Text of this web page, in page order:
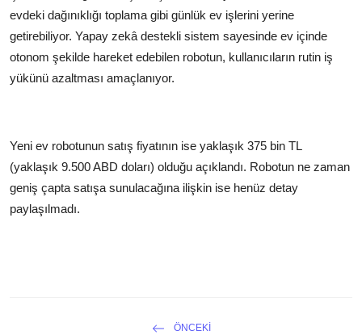
evdeki dağınıklığı toplama gibi günlük ev işlerini yerine
getirebiliyor. Yapay zekâ destekli sistem sayesinde ev içinde
otonom şekilde hareket edebilen robotun, kullanıcıların rutin iş
yükünü azaltması amaçlanıyor.
Yeni ev robotunun satış fiyatının ise yaklaşık 375 bin TL
(yaklaşık 9.500 ABD doları) olduğu açıklandı. Robotun ne zaman
geniş çapta satışa sunulacağına ilişkin ise henüz detay
paylaşılmadı.
ÖNCEKI